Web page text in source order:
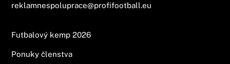
reklamnespoluprace@profifootball.eu
Futbalový kemp 2026
Ponuky členstva